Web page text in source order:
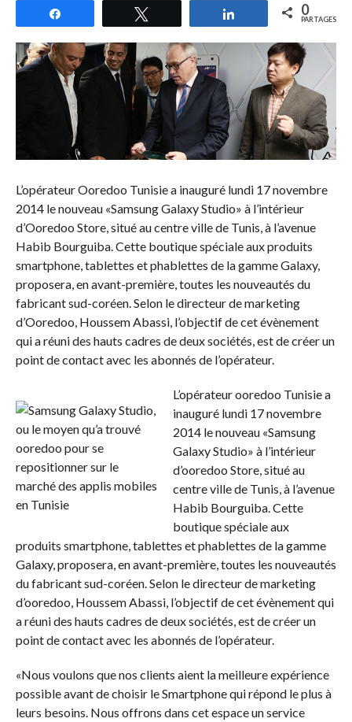
Partagez 0
PARTAGES
L’opérateur Ooredoo Tunisie a inauguré lundi 17 novembre
2014 le nouveau «Samsung Galaxy Studio» à l’intérieur
d’Ooredoo Store, situé au centre ville de Tunis, à l’avenue
Habib Bourguiba. Cette boutique spéciale aux produits
smartphone, tablettes et phablettes de la gamme Galaxy,
proposera, en avant-première, toutes les nouveautés du
fabricant sud-coréen. Selon le directeur de marketing
d’Ooredoo, Houssem Abassi, l’objectif de cet évènement
qui a réuni des hauts cadres de deux sociétés, est de créer un
point de contact avec les abonnés de l’opérateur.
L’opérateur ooredoo Tunisie a
inauguré lundi 17 novembre
2014 le nouveau «Samsung
Galaxy Studio» à l’intérieur
d’ooredoo Store, situé au
centre ville de Tunis, à l’avenue
Habib Bourguiba. Cette
boutique spéciale aux
produits smartphone, tablettes et phablettes de la gamme
Galaxy, proposera, en avant-première, toutes les nouveautés
du fabricant sud-coréen. Selon le directeur de marketing
d’ooredoo, Houssem Abassi, l’objectif de cet évènement qui
a réuni des hauts cadres de deux sociétés, est de créer un
point de contact avec les abonnés de l’opérateur.
«Nous voulons que nos clients aient la meilleure expérience
possible avant de choisir le Smartphone qui répond le plus à
leurs besoins. Nous offrons dans cet espace un service